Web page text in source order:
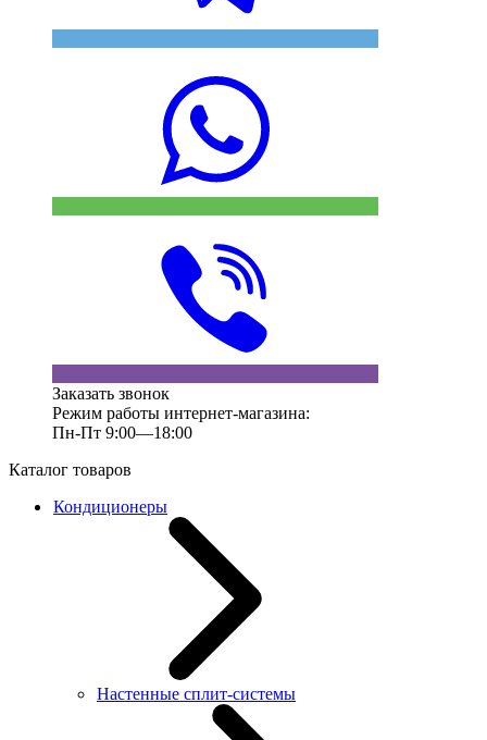
Заказать звонок
Режим работы интернет-магазина:
Пн-Пт 9:00—18:00
Каталог товаров
Кондиционеры
Настенные сплит-системы